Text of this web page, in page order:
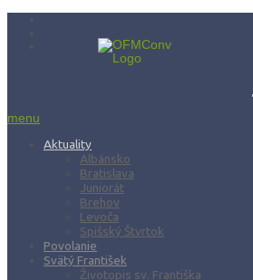
menu
Aktuality
Albánsko
Bratislava
Juniorát
Brehov
Levoča
Spišský Štvrtok
Povolanie
Svätý František
Životopis sv. Františka